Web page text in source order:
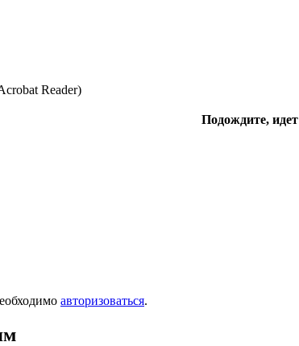
Reader)
Подождите,
авторизоваться.